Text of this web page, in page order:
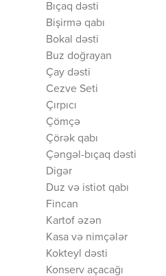
Bıçaq dəsti
Bişirmə qabı
Bokal dəsti
Buz doğrayan
Çay dəsti
Cezve Seti
Çırpıcı
Çömçə
Çörək qabı
Çəngəl-bıçaq dəsti
Digər
Duz və istiot qabı
Fincan
Kartof əzən
Kasa və nimçələr
Kokteyl dəsti
Konserv açacağı